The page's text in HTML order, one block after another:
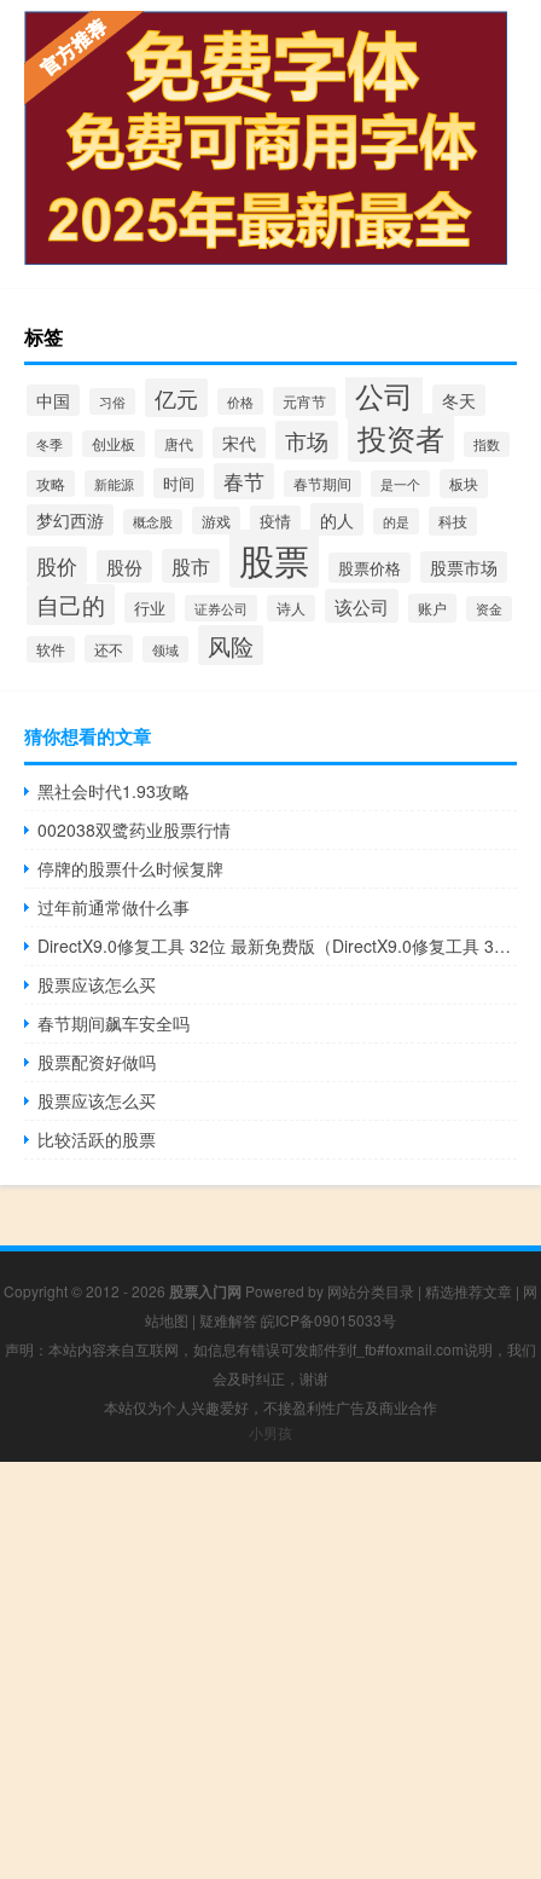
标签
中国 习俗 亿元 价格 元宵节 公司 冬天
冬季 创业板 唐代 宋代 市场 投资者 指数
攻略 新能源 时间 春节 春节期间 是一个 板块
梦幻西游 概念股 游戏 疫情 的人 的是 科技
股价 股份 股市 股票 股票价格 股票市场
自己的 行业 证券公司 诗人 该公司 账户 资金
软件 还不 领域 风险
猜你想看的文章
黑社会时代1.93攻略
002038双鹭药业股票行情
停牌的股票什么时候复牌
过年前通常做什么事
DirectX9.0修复工具 32位 最新免费版（DirectX9.0修复工具 32位 最新免费版功能简介）
股票应该怎么买
春节期间飙车安全吗
股票配资好做吗
股票应该怎么买
比较活跃的股票
Copyright © 2012 - 2026 股票入门网 Powered by 网站分类目录 | 精选推荐文章 | 网
站地图 | 疑难解答 皖ICP备09015033号
声明：本站内容来自互联网，如信息有错误可发邮件到f_fb#foxmail.com说明，我们
会及时纠正，谢谢
本站仅为个人兴趣爱好，不接盈利性广告及商业合作
小男孩